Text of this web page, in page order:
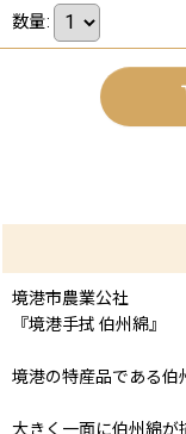
数量:
境港市農業公社
『境港手拭 伯州綿』
境港の特産品である伯
大きく一面に伯州綿が